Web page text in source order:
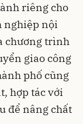
riêng cho
nghiệp nội
chương trình
giao công
phố cũng
hợp tác với
để nâng chất